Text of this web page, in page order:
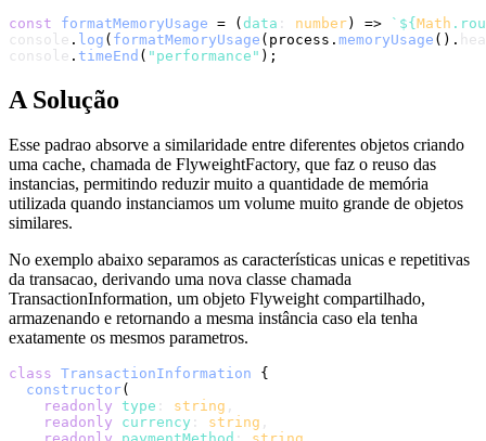
const
formatMemoryUsage = (data : number) => ` ${Math
console . log ( formatMemoryUsage (process. memoryUsage ().
console . timeEnd ( "performance"
A Solução
Esse padrao absorve a similaridade entre diferentes objetos criando
uma cache, chamada de FlyweightFactory, que faz o reuso das
instancias, permitindo reduzir muito a quantidade de memória
utilizada quando instanciamos um volume muito grande de objetos
similares.
No exemplo abaixo separamos as características unicas e repetitivas
da transacao, derivando uma nova classe chamada
TransactionInformation, um objeto Flyweight compartilhado,
armazenando e retornando a mesma instância caso ela tenha
exatamente os mesmos parametros.
class TransactionInformation {
constructor(
readonly type : string
readonly
currency : string